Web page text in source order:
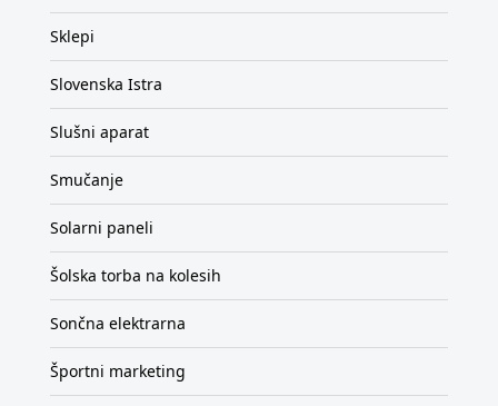
Sklepi
Slovenska Istra
Slušni aparat
Smučanje
Solarni paneli
Šolska torba na kolesih
Sončna elektrarna
Športni marketing